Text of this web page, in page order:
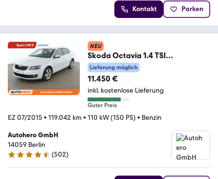
Kontakt Parken
NEU
Skoda Octavia 1.4 TSI
Style*NAVI*ACC*PLA*CAM*
Lieferung möglich
11.450 €
inkl. kostenlose Lieferung
Guter Preis
EZ 07/2015 • 119.042 km • 110 kW (150 PS) • Benzin
Autohero GmbH
14059 Berlin
4.5 Sterne
(502)